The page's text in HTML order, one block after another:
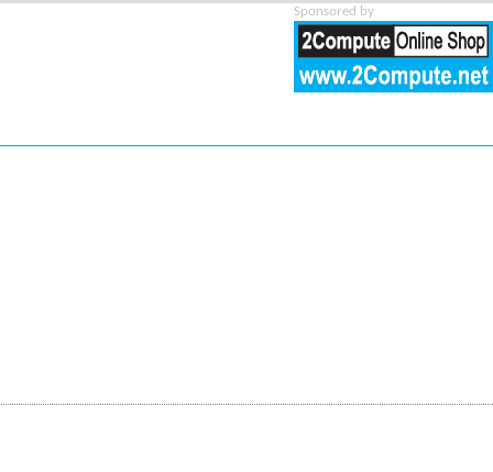
Sponsored by